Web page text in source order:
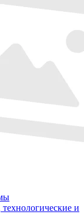
и